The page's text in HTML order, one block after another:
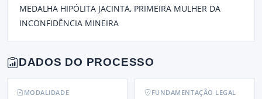
MEDALHA HIPÓLITA JACINTA, PRIMEIRA MULHER DA
INCONFIDÊNCIA MINEIRA
DADOS DO PROCESSO
MODALIDADE FUNDAMENTAÇÃO LEGAL